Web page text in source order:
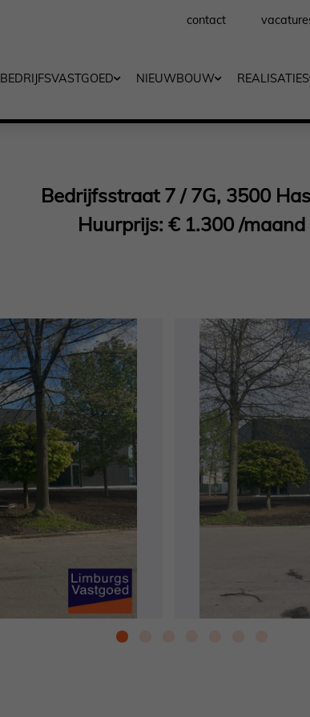
contact
BEDRIJFSVASTGOED NIEUWBOUW REALISATIES
Bedrijfsstraat 7 / 7G, 3500
Huurprijs: € 1.300 /maand